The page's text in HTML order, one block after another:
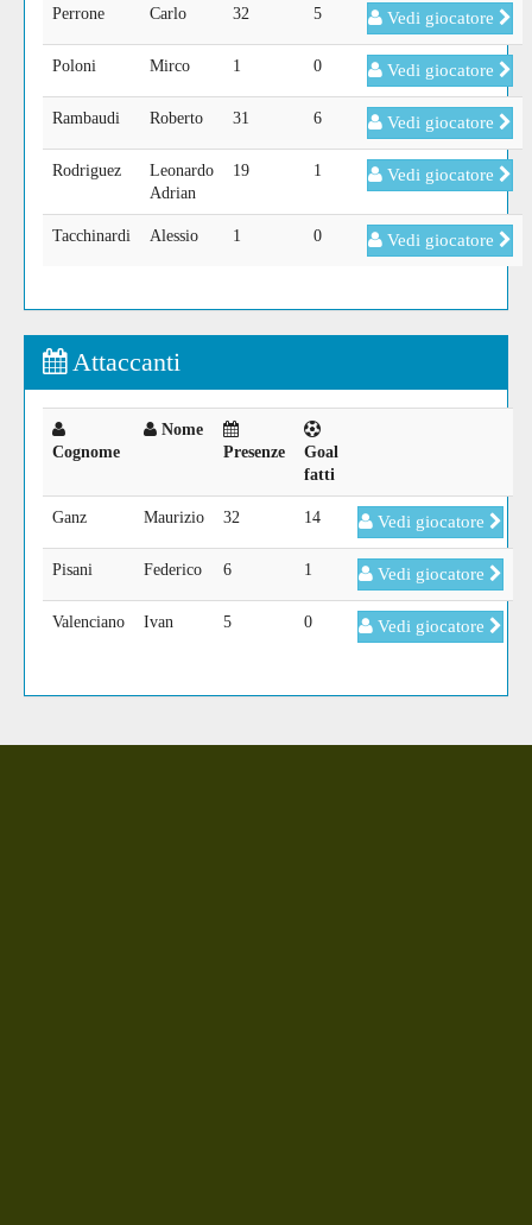
Perrone Carlo 32 5 Vedi giocatore
Poloni Mirco 1 0 Vedi giocatore
Rambaudi Roberto 31 6 Vedi giocatore
Rodriguez
Leonardo
Adrian
19 1 Vedi giocatore
Tacchinardi Alessio 1 0 Vedi giocatore
Attaccanti
Cognome
Nome
Presenze
Goal
fatti
Ganz Maurizio 32 14 Vedi giocatore
Pisani Federico 6 1 Vedi giocatore
Valenciano Ivan 5 0 Vedi giocatore